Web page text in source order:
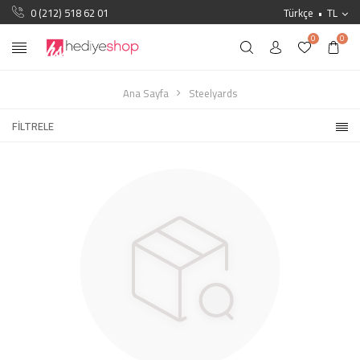
0 (212) 518 62 01 Türkçe TL
0 0
Ana Sayfa
Steelyards
FILTRELE